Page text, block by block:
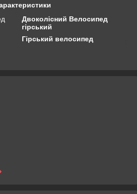
Двоколісний Велосипед
гірський
Гірський велосипед